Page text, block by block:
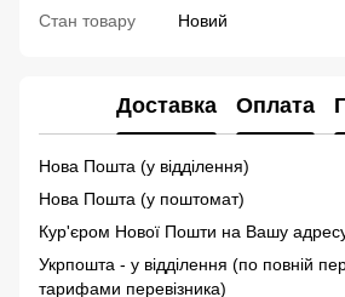
Стан товару Новий
Доставка Оплата
Нова Пошта (у відділення)
Нова Пошта (у поштомат)
Кур'єром Нової Пошти на Вашу
Укрпошта - у відділення (по повній
тарифами перевізника)